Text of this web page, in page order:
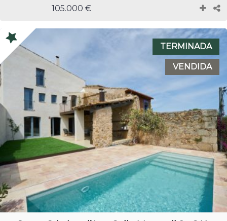
105.000 €
TERMINADA
VENDIDA